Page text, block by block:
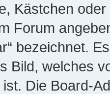
Kästchen
Forum
bezeichnet.
Bild, welches
Die Board-